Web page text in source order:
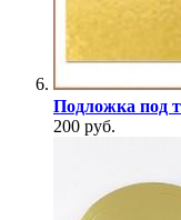
Подложка под
200 руб.